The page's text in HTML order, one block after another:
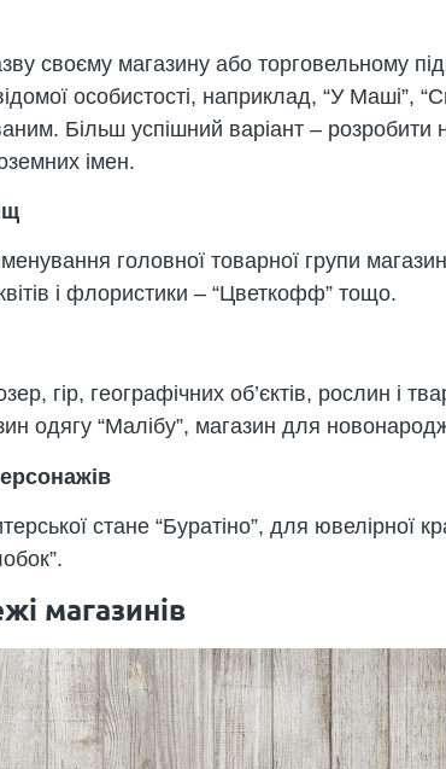
своєму магазину або торговельному
особистості, наприклад, “У Маші”,
Більш успішний варіант – розробити
імен.
головної товарної групи
і флористики – “Цветкофф” тощо.
гір, географічних об’єктів, рослин і
одягу “Малібу”, магазин для
стане “Буратіно”, для ювелірної
магазинів